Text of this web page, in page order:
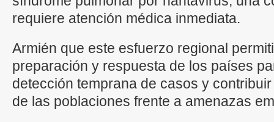
requiere atención médica inmediata.
Armién que este esfuerzo regional
preparación y respuesta de los países
detección temprana de casos y
de las poblaciones frente a amenazas